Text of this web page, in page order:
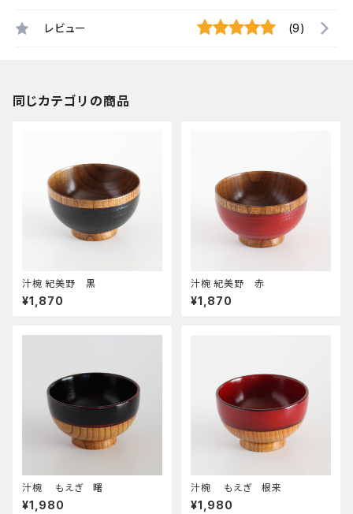
レビュー (9)
同じカテゴリの商品
汁椀 紀美野 黒
¥1,870
汁椀 紀美野 赤
¥1,870
汁椀 もえぎ 曙
¥1,980
汁椀 もえぎ 根来
¥1,980